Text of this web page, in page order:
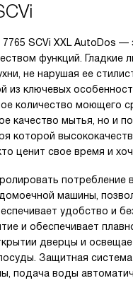
SCVi XXL AutoDos —
функций. Гладкие
не нарушая ее
ключевых
количество моющего
качество мытья, но и
которой
ценит свое время и
потребление
машины,
удобство и
и обеспечивает
дверцы и
Защитная
подача воды